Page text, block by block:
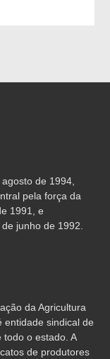
de 1994,
pela força da
1991, e
junho de 1992.
da Agricultura
entidade sindical de
o estado. A
de produtores